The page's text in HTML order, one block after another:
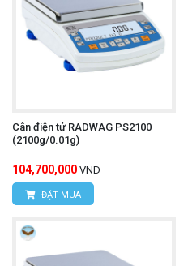
Cân điện tử RADWAG PS2100
(2100g/0.01g)
104,700,000 VND
ĐẶT MUA